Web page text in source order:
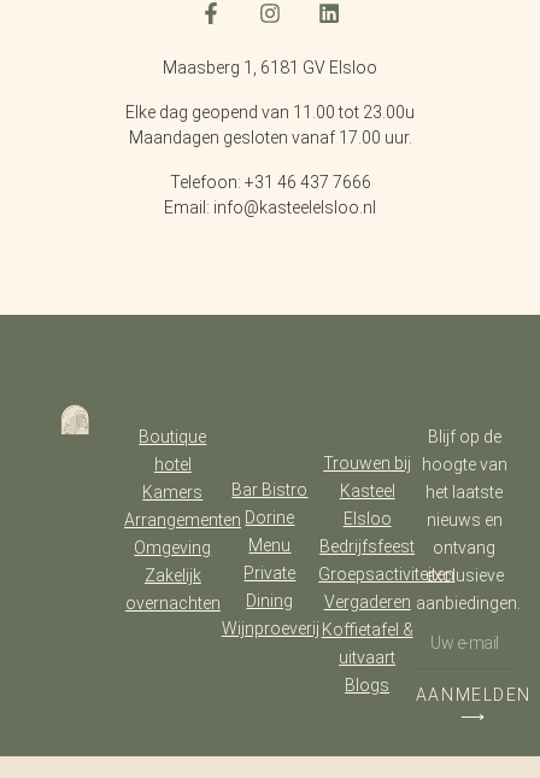
Maasberg 1, 6181 GV Elsloo
Elke dag geopend van 11.00 tot 23.00u
Maandagen gesloten vanaf 17.00 uur.
Telefoon: +31 46 437 7666
Email: info@kasteelelsloo.nl
Boutique
hotel
Kamers
Arrangementen
Omgeving
Zakelijk
overnachten
Bar Bistro
Dorine
Menu
Private
Dining
Wijnproeverij
Trouwen bij
Kasteel
Elsloo
Bedrijfsfeest
Groepsactiviteiten
Vergaderen
Koffietafel &
uitvaart
Blogs
Blijf op de
hoogte van
het laatste
nieuws en
ontvang
exclusieve
aanbiedingen.
AANMELDEN
⟶